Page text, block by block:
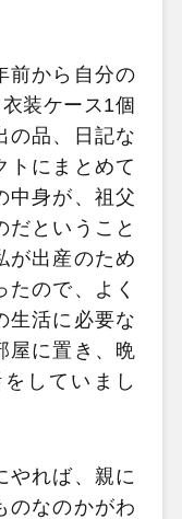
前から自分の
装ケース1個
の品、日記な
トにまとめて
中身が、祖父
だということ
が出産のため
ので、よく
生活に必要な
屋に置き、晩
していまし
やれば、親に
のなのかがわ